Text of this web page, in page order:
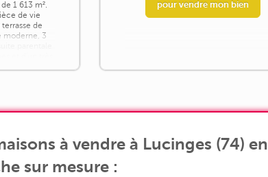
1 613 m².
de vie
de
moderne, 3
pour vendre mon bien
à vendre à Lucinges (74) en
sur mesure :